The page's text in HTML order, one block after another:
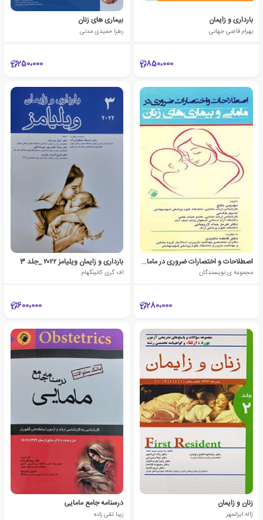
بارداری و زایمان
بهرام قاضی جهانی
850،000
بیماری های زنان
زهرا حمیدی مدنی
250،000
اصطلاحات و اختصارات ضروری در مامایی و بیماری های زنان
مجموعه ی نویسندگان
280،000
بارداری و زایمان ویلیامز ۲۰۲۲ _جلد 3
اف گری کانینگهام
600،000
زنان و زایمان
ژاله ایرانمهر
درسنامه جامع مامایی
زیبا تقی زاده